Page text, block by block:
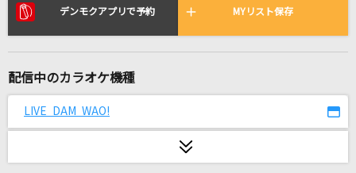
リアルタイムで歌われている曲の一覧
最後の雨
[生音]サマー・サスピション
デンモクアプリで予約 MYリスト保存
配信中のカラオケ機種
LIVE DAM WAO!